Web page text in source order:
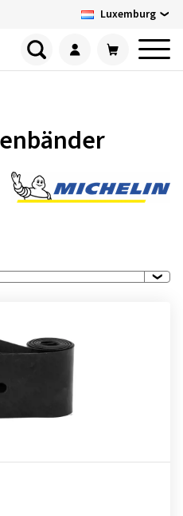
Luxemburg